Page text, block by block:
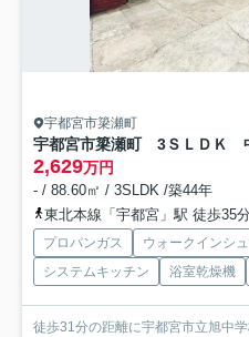
宇都宮市簗瀬町
宇都宮市簗瀬町 3ＳＬＤＫ
2,629万円
- / 88.60㎡ / 3SLDK /築44年
東北本線「宇都宮」駅 徒歩35
プロパンガス
ウォークインシ
システムキッチン
浴室乾燥機
徒歩31分の距離に宇都宮市立旭中